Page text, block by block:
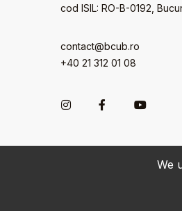
We
cod ISIL: RO-B-0192,
contact@bcub.ro
+40 21 312 01 08